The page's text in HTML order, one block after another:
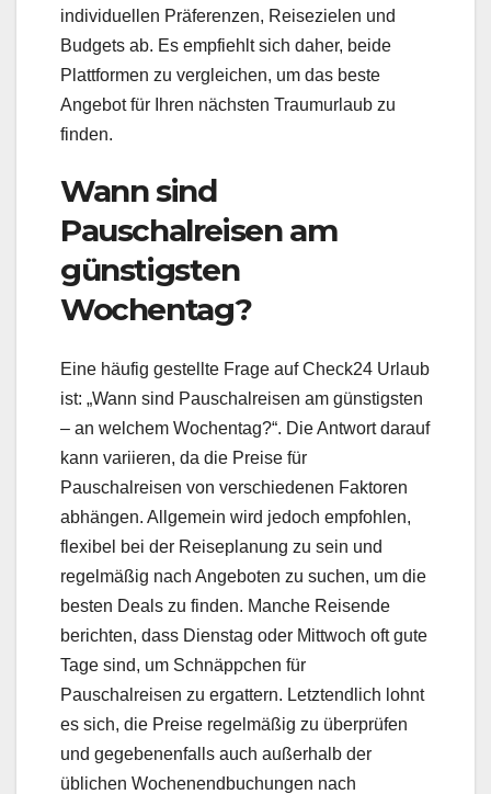
individuellen Präferenzen, Reisezielen und
Budgets ab. Es empfiehlt sich daher, beide
Plattformen zu vergleichen, um das beste
Angebot für Ihren nächsten Traumurlaub zu
finden.
Wann sind
Pauschalreisen am
günstigsten
Wochentag?
Eine häufig gestellte Frage auf Check24 Urlaub
ist: „Wann sind Pauschalreisen am günstigsten
– an welchem Wochentag?“. Die Antwort darauf
kann variieren, da die Preise für
Pauschalreisen von verschiedenen Faktoren
abhängen. Allgemein wird jedoch empfohlen,
flexibel bei der Reiseplanung zu sein und
regelmäßig nach Angeboten zu suchen, um die
besten Deals zu finden. Manche Reisende
berichten, dass Dienstag oder Mittwoch oft gute
Tage sind, um Schnäppchen für
Pauschalreisen zu ergattern. Letztendlich lohnt
es sich, die Preise regelmäßig zu überprüfen
und gegebenenfalls auch außerhalb der
üblichen Wochenendbuchungen nach